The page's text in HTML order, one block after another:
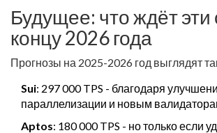
Будущее: что ждёт эти
концу 2026 года
Прогнозы на 2025-2026 год выглядят
Sui: 297 000 TPS - благодаря
параллелизации и новым
Aptos: 180 000 TPS - но только если